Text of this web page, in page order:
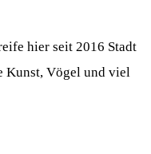
hier seit 2016 Stadt
Kunst, Vögel und viel